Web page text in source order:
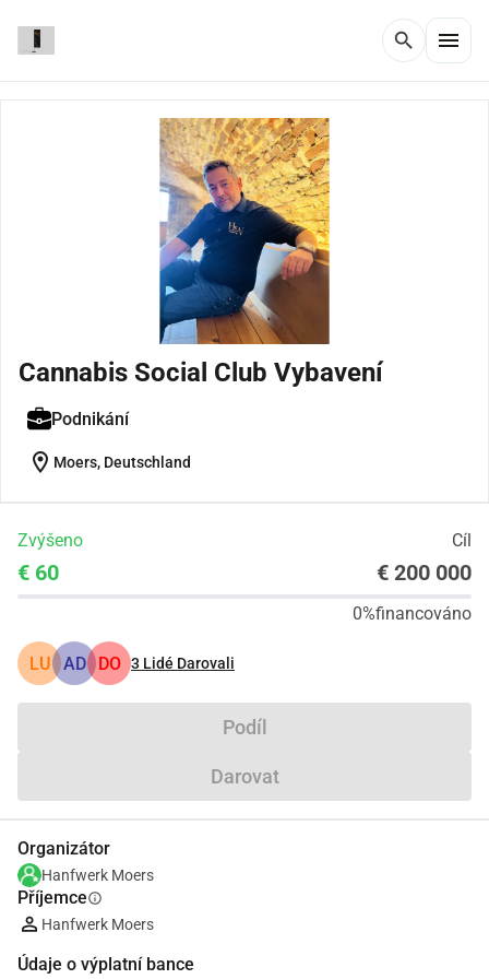
search menu
Cannabis Social Club Vybavení
Podnikání
location_on Moers, Deutschland
Zvýšeno Cíl
€ 60 € 200 000
0%financováno
LU AD DO 3 Lidé Darovali
Podíl
Darovat
Organizátor
Hanfwerk Moers
Příjemceinfo
Hanfwerk Moers
Údaje o výplatní bance